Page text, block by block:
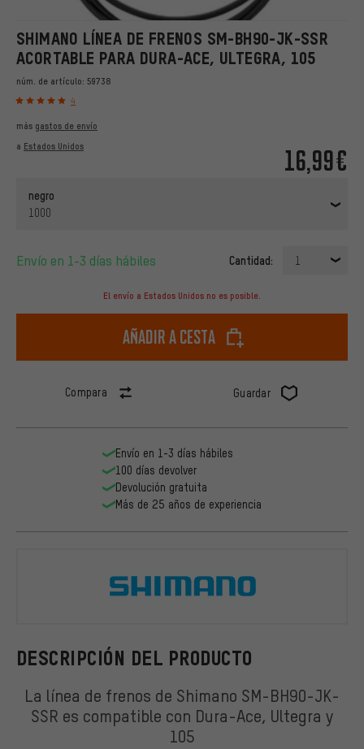
SHIMANO LÍNEA DE FRENOS SM-BH90-JK-SSR
ACORTABLE PARA DURA-ACE, ULTEGRA, 105
núm. de artículo: 59738
4
16,99€
más gastos de envío
a Estados Unidos
negro
1000
Envío en 1-3 días hábiles Cantidad: 1
El envío a Estados Unidos no es posible.
Añadir a cesta
Compara Guardar
DESCRIPCIÓN DEL PRODUCTO
La línea de frenos de Shimano SM-BH90-JK-
SSR es compatible con Dura-Ace, Ultegra y
105
Envío en 1-3 días hábiles
100 días devolver
Devolución gratuita
Más de 25 años de experiencia
Shimano